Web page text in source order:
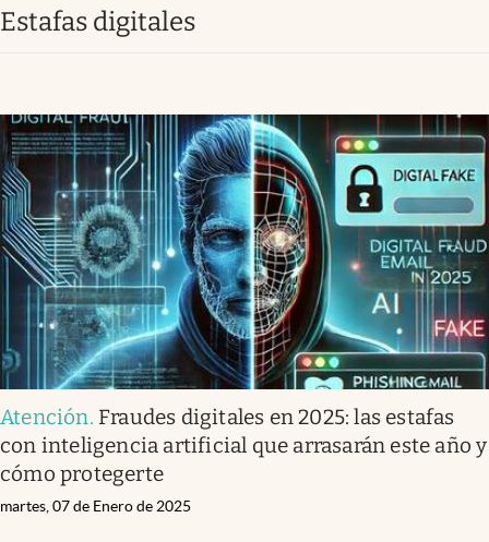
Curiosidades
estafas digitales
Atención. Fraudes digitales en 2025: las estafas
con inteligencia artificial que arrasarán este año y
cómo protegerte
martes, 07 de Enero de 2025